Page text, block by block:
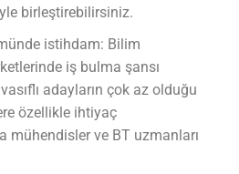
birleştirebilirsiniz.
istihdam: Bilim
iş bulma şansı
adayların çok az olduğu
özellikle ihtiyaç
mühendisler ve BT uzmanları